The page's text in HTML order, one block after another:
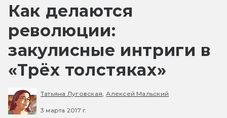
Как делаются
революции:
закулисные интриги в
«Трёх толстяках»
Татьяна Луговская, Алексей Мальский
3 марта 2017 г.